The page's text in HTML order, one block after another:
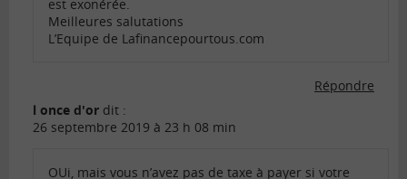
est exonérée.
Meilleures salutations
L’Equipe de Lafinancepourtous.com
Répondre
l once d'or dit :
26 septembre 2019 à 23 h 08 min
OUi, mais vous n’avez pas de taxe à payer si votre